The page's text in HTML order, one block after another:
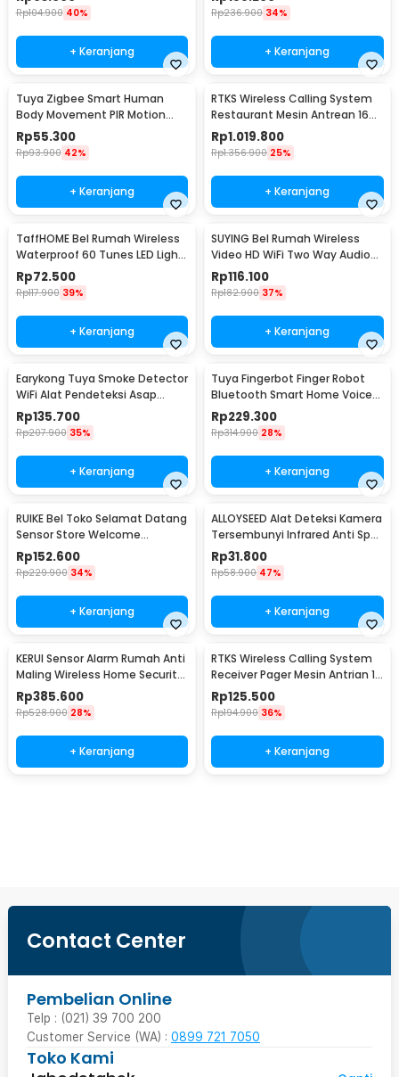
Rp104.900 40%
+ Keranjang
Rp236.900 34%
+ Keranjang
Tuya Zigbee Smart Human
Body Movement PIR Motion
Sensor Detector - ZB-PL/ZB-P
Rp55.300
Rp93.900 42%
+ Keranjang
RTKS Wireless Calling System
Restaurant Mesin Antrean 16
Pager - CTP302
Rp1.019.800
Rp1.356.900 25%
+ Keranjang
TaffHOME Bel Rumah Wireless
Waterproof 60 Tunes LED Light
Doorbell - A50
Rp72.500
Rp117.900 39%
+ Keranjang
SUYING Bel Rumah Wireless
Video HD WiFi Two Way Audio
Doorbell - Z20
Rp116.100
Rp182.900 37%
+ Keranjang
Earykong Tuya Smoke Detector
WiFi Alat Pendeteksi Asap
Kebakaran 85dB - TYSM-01
Rp135.700
Rp207.900 35%
+ Keranjang
Tuya Fingerbot Finger Robot
Bluetooth Smart Home Voice
Control - N-1
Rp229.300
Rp314.900 28%
+ Keranjang
RUIKE Bel Toko Selamat Datang
Sensor Store Welcome
Wireless Infrared - M7-P827
Rp152.600
Rp229.900 34%
+ Keranjang
ALLOYSEED Alat Deteksi Kamera
Tersembunyi Infrared Anti Spy
Type C - S300
Rp31.800
Rp58.900 47%
+ Keranjang
KERUI Sensor Alarm Rumah Anti
Maling Wireless Home Security
120dB - S1
Rp385.600
Rp528.900 28%
+ Keranjang
RTKS Wireless Calling System
Receiver Pager Mesin Antrian 1
PCS - SU-668
Rp125.500
Rp194.900 36%
+ Keranjang
Contact Center
Pembelian Online
Telp : (021) 39 700 200
Customer Service (WA) : 0899 721 7050
Toko Kami